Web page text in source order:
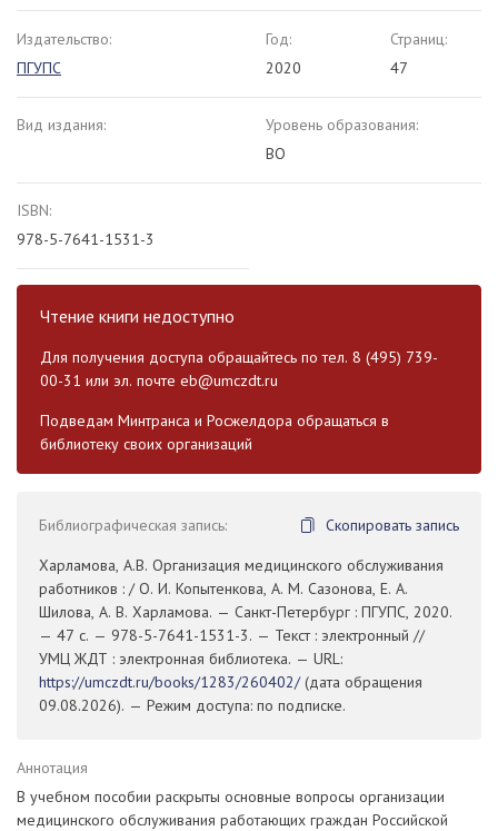
Издательство:
ПГУПС
Год:
2020
Страниц:
47
Вид издания:
Уровень образования:
ВО
ISBN:
978-5-7641-1531-3
Чтение книги недоступно
Для получения доступа обращайтесь по тел. 8 (495) 739-
00-31 или эл. почте eb@umczdt.ru
Подведам Минтранса и Росжелдора обращаться в
библиотеку своих организаций
Библиографическая запись:
Скопировать запись
Харламова, А.В. Организация медицинского обслуживания
работников : / О. И. Копытенкова, А. М. Сазонова, Е. А.
Шилова, А. В. Харламова. — Санкт-Петербург : ПГУПС, 2020.
— 47 с. — 978-5-7641-1531-3. — Текст : электронный //
УМЦ ЖДТ : электронная библиотека. — URL:
https://umczdt.ru/books/1283/260402/(дата обращения
09.08.2026). — Режим доступа: по подписке.
Аннотация
В учебном пособии раскрыты основные вопросы организации
медицинского обслуживания работающих граждан Российской